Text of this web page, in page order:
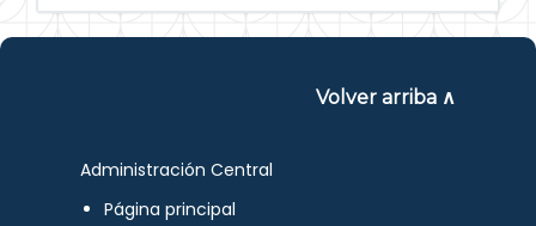
Volver arriba ∧
Administración Central
Página principal